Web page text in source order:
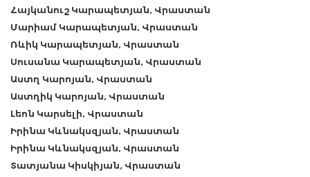
Հայկանուշ Կարապետյան, Վրաստան
Մարիամ Կարապետյան, Վրաստան
Ռևիկ Կարապետյան, Վրաստան
Սուսանա Կարապետյան, Վրաստան
Աստղ Կարոյան, Վրաստան
Աստղիկ Կարոյան, Վրաստան
Լեոն Կարսելի, Վրաստան
Իրինա Կևնակսզյան, Վրաստան
Իրինա Կևնակսզյան, Վրաստան
Տատյանա Կիսկիյան, Վրաստան